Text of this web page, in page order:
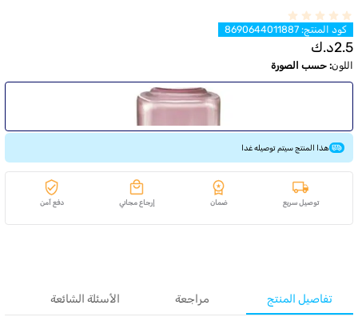
كود المنتج:
8690644011887
2.5د.ك
اللون: حسب الصورة
هذا المنتج سيتم توصيله غدا
توصيل سريع ضمان إرجاع مجاني دفع آمن
تفاصيل المنتج مراجعة الأسئلة الشائعة